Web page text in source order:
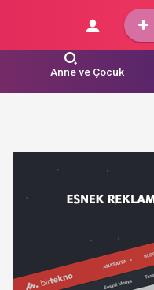
Anne ve Çocuk